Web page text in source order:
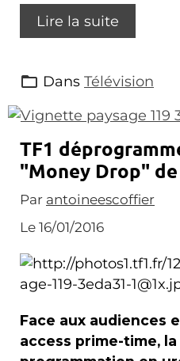
Lire la suite
Dans Télévision
TF1
"Money Drop"
Par antoineescoffier
Le 16/01/2016
Face aux audiences
access prime-time,